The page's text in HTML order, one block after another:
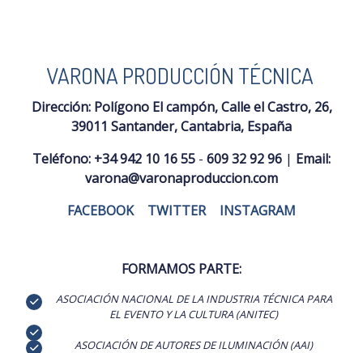
VARONA PRODUCCIÓN TÉCNICA
Dirección: Polígono El campón, Calle el Castro, 26,
39011 Santander, Cantabria, España
Teléfono: +34 942 10 16 55 - 609 32 92 96 | Email:
varona@varonaproduccion.com
FACEBOOK| TWITTER| INSTAGRAM
FORMAMOS PARTE:
ASOCIACIÓN NACIONAL DE LA INDUSTRIA TÉCNICA PARA
EL EVENTO Y LA CULTURA (ANITEC)
ASOCIACIÓN DE AUTORES DE ILUMINACIÓN (AAI)